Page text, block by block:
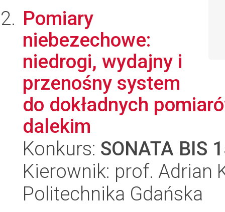
Pomiary
niebezechowe:
niedrogi, wydajny i
przenośny system
do dokładnych
dalekim
Konkurs: SONATA BIS
Kierownik: prof. Adrian
Politechnika Gdańska